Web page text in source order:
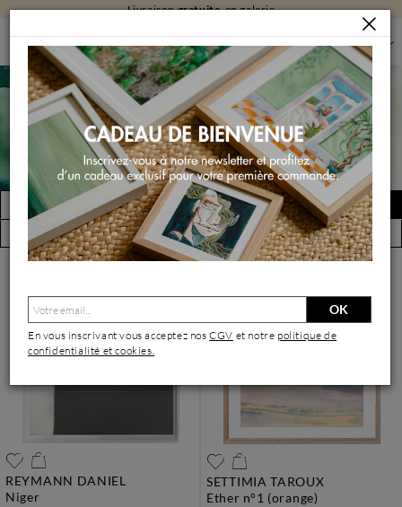
Livraisongratuiteen galerie
PEINTURES PEINTURES PAR STYLE PEINTURES ABSTRAITES
Peintures abstraites
FILTRER
(3822 œuvres)
Créer une alerte
Vue par artiste
REYMANN DANIEL
niger
SETTIMIA TAROUX
ether n°1 (orange)
OK
En vous inscrivant vous acceptez nosCGV et notre politique de
confidentialité et cookies.